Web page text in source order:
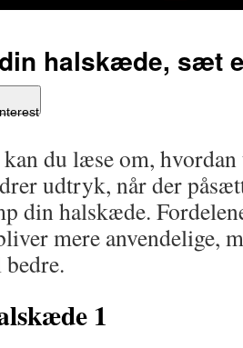
halskæde, sæt
du læse om,
udtryk, når der
din halskæde.
mere anvendelige,
1